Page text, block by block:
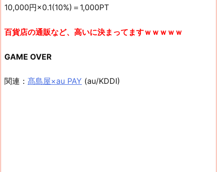
10,000円×0.1(10%)＝1,000PT
百貨店の通販など、高いに決まってますｗｗｗｗｗ
GAME OVER
関連： 髙島屋×au PAY (au/KDDI)